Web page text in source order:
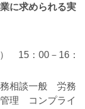
に求められる実
15：00－16：
務相談一般 労務
理 コンプライ